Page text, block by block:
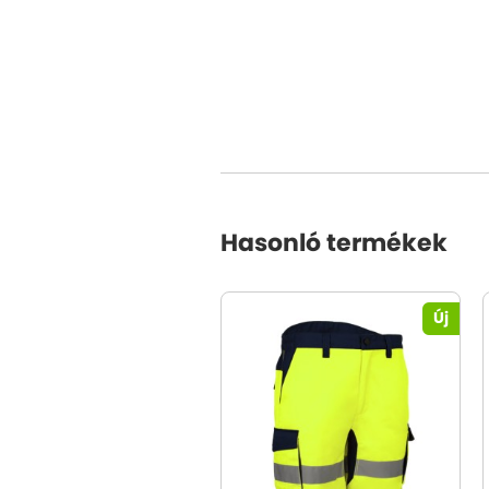
Hasonló termékek
Új